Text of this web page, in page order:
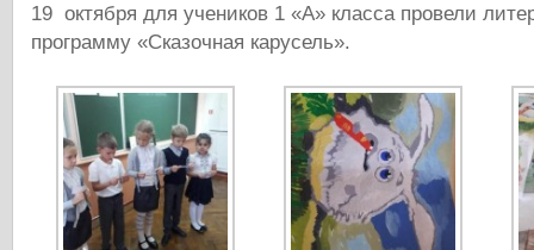
19 октября для учеников 1 «А» класса провели
программу «Сказочная карусель».